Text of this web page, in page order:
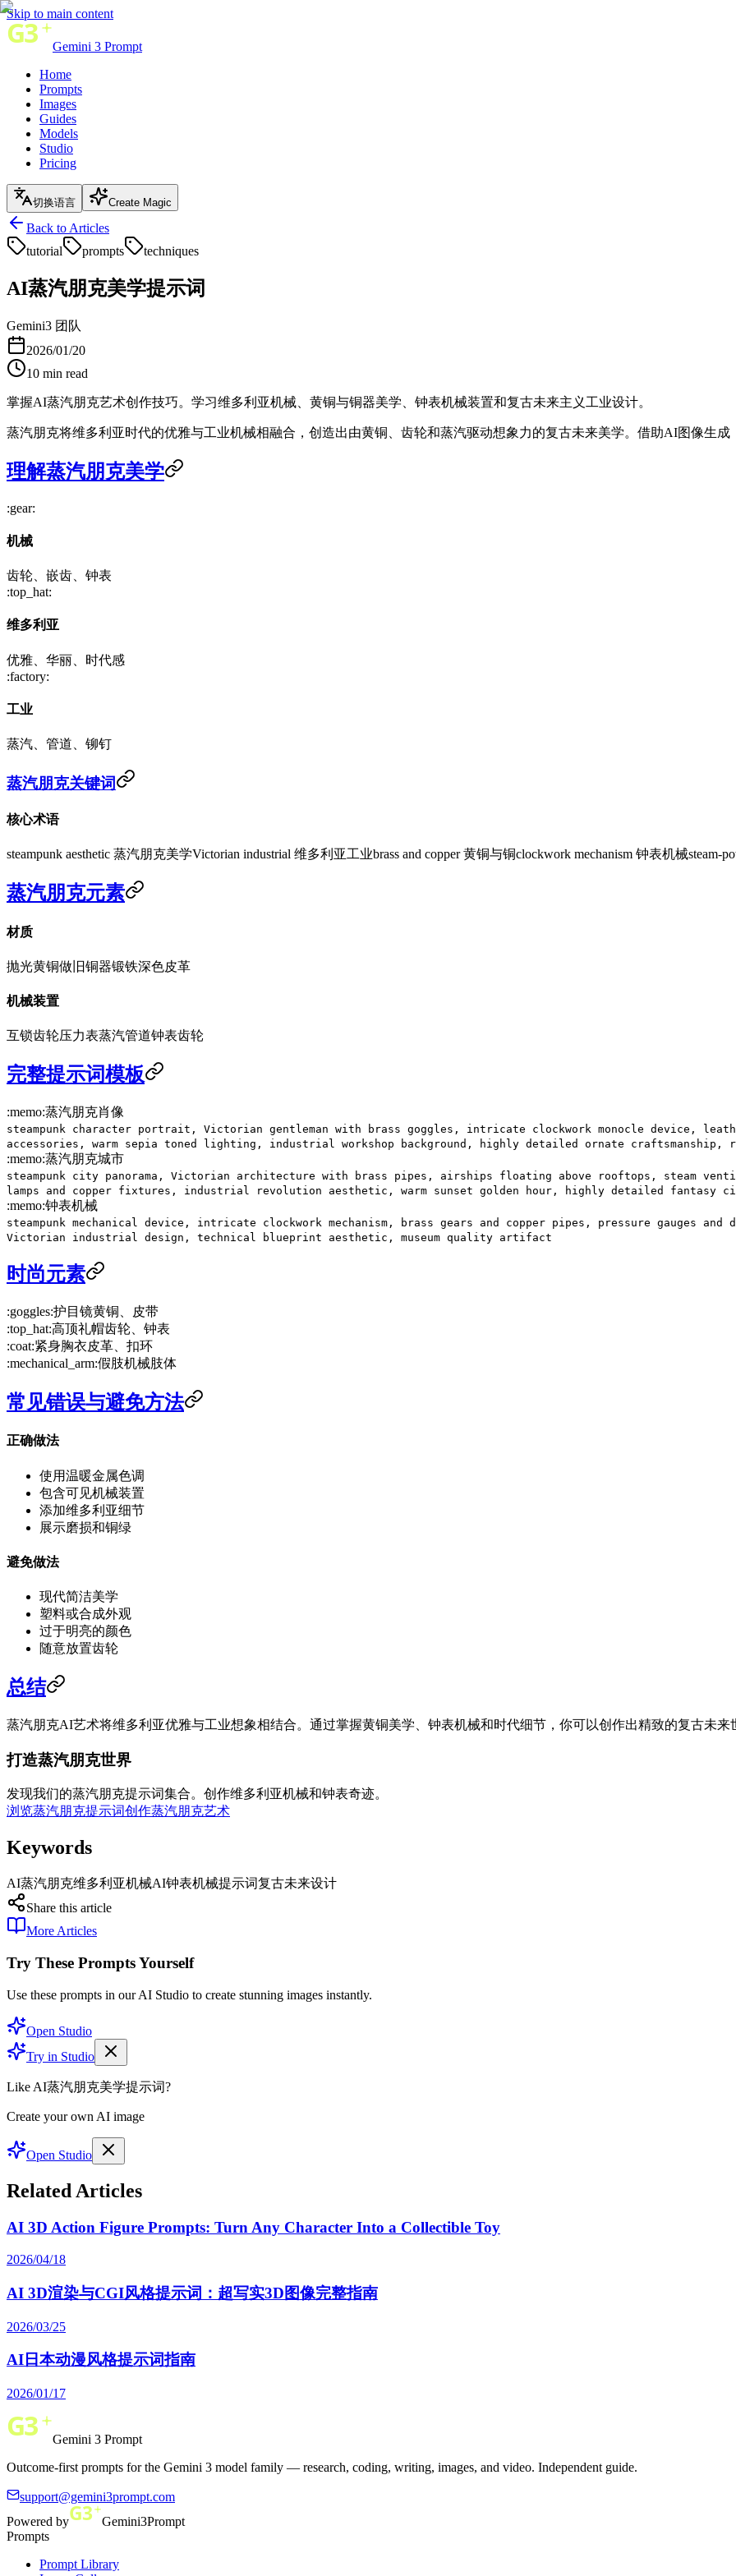
Skip to main content
Gemini 3 Prompt
Home
Prompts
Images
Guides
Models
Studio
Pricing
切换语言 Create Magic
Back to Articles
tutorial
prompts techniques
AI蒸汽朋克美学提示词
Gemini3 团队
2026/01/20
10 min read
掌握AI蒸汽朋克艺术创作技巧。学习维多利亚机械、黄铜与铜器美学、钟表机械装置和复古未来主义工业设计。
蒸汽朋克将维多利亚时代的优雅与工业机械相融合，创造出由黄铜、齿轮和蒸汽驱动想象力的复古未来美学。借助AI图像生
理解蒸汽朋克美学
:gear:
机械
齿轮、嵌齿、钟表
:top_hat:
维多利亚
优雅、华丽、时代感
:factory:
工业
蒸汽、管道、铆钉
蒸汽朋克关键词
核心术语
steampunk aesthetic 蒸汽朋克美学Victorian industrial 维多利亚工业brass and copper 黄铜与铜clockwork mechanism 钟表机械steam-
蒸汽朋克元素
材质
抛光黄铜做旧铜器锻铁深色皮革
机械装置
互锁齿轮压力表蒸汽管道钟表齿轮
完整提示词模板
:memo:蒸汽朋克肖像
steampunk character portrait, Victorian gentleman with brass goggles, intricate clockwork monocle device,
accessories, warm sepia toned lighting, industrial workshop background, highly detailed ornate
:memo:蒸汽朋克城市
steampunk city panorama, Victorian architecture with brass pipes, airships floating above rooftops, steam
lamps and copper fixtures, industrial revolution aesthetic, warm sunset golden hour, highly detailed fantasy
:memo:钟表机械
steampunk mechanical device, intricate clockwork mechanism, brass gears and copper pipes, pressure gauges
Victorian industrial design, technical blueprint aesthetic, museum quality artifact
时尚元素
:goggles:护目镜黄铜、皮带
:top_hat:高顶礼帽齿轮、钟表
:coat:紧身胸衣皮革、扣环
:mechanical_arm:假肢机械肢体
常见错误与避免方法
正确做法
使用温暖金属色调
包含可见机械装置
添加维多利亚细节
展示磨损和铜绿
避免做法
现代简洁美学
塑料或合成外观
过于明亮的颜色
随意放置齿轮
总结
蒸汽朋克AI艺术将维多利亚优雅与工业想象相结合。通过掌握黄铜美学、钟表机械和时代细节，你可以创作出精致的复古未来
打造蒸汽朋克世界
发现我们的蒸汽朋克提示词集合。创作维多利亚机械和钟表奇迹。
浏览蒸汽朋克提示词创作蒸汽朋克艺术
Keywords
AI蒸汽朋克维多利亚机械AI钟表机械提示词复古未来设计
Share this article
More Articles
Try These Prompts Yourself
Use these prompts in our AI Studio to create stunning images instantly.
Open Studio
Try in Studio
Like AI蒸汽朋克美学提示词?
Create your own AI image
Open Studio
Related Articles
AI 3D Action Figure Prompts: Turn Any Character Into a Collectible Toy
2026/04/18
AI 3D渲染与CGI风格提示词：超写实3D图像完整指南
2026/03/25
AI日本动漫风格提示词指南
2026/01/17
Gemini 3 Prompt
Outcome-first prompts for the Gemini 3 model family — research, coding, writing, images, and video. Independent guide.
support@gemini3prompt.com
Powered by
Gemini3Prompt
Prompts
Prompt Library